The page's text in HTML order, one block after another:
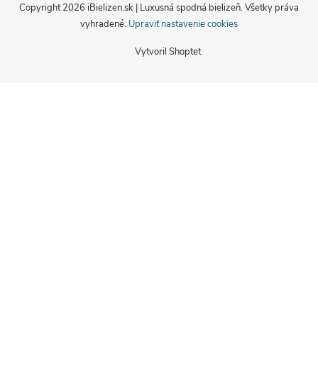
Vytvoril Shoptet
Copyright 2026 iBielizen.sk | Luxusná spodná bielizeň. Všetky práva
vyhradené. Upraviť nastavenie cookies